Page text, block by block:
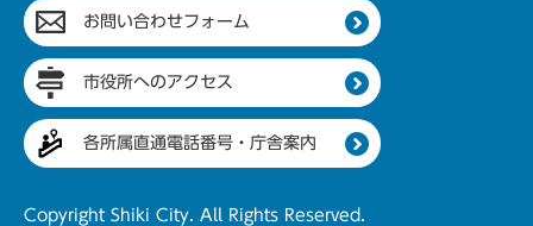
お問い合わせフォーム
市役所へのアクセス
各所属直通電話番号・庁舎案内
Copyright Shiki City. All Rights Reserved.